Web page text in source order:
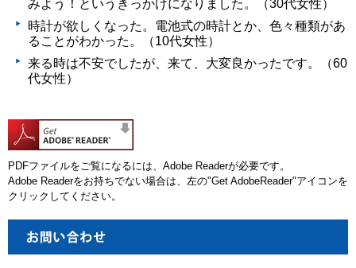
みよう！というきっかけになりました。（30代女性）
時計が欲しくなった。電池式の時計とか、色々種類があ
ることがわかった。（10代女性）
来る時は不安でしたが、来て、大変良かったです。（60
代女性）
PDFファイルをご覧になるには、Adobe Readerが必要です。
Adobe Readerをお持ちでない場合は、左の"Get AdobeReader"アイコンを
クリックしてください。